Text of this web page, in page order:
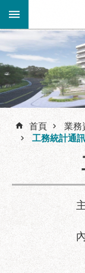
跳到主要內容區塊
進
階
搜
公
告
資
訊
務
關
介
首頁 業務
工務統計通訊